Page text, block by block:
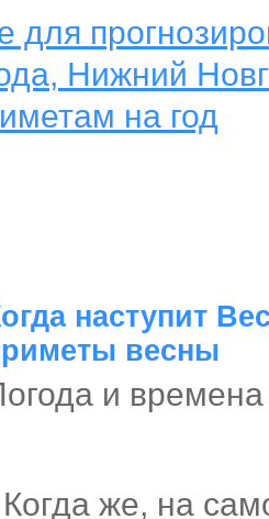
для
Нижний
на год
наступит
весны
и времена
же, на